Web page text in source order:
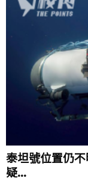
泰坦號位置仍
疑...